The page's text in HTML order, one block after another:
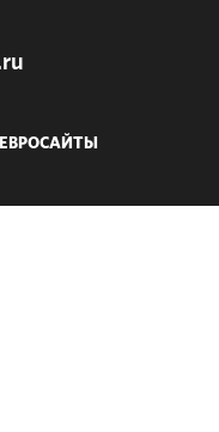
ЕВРОСАЙТЫ